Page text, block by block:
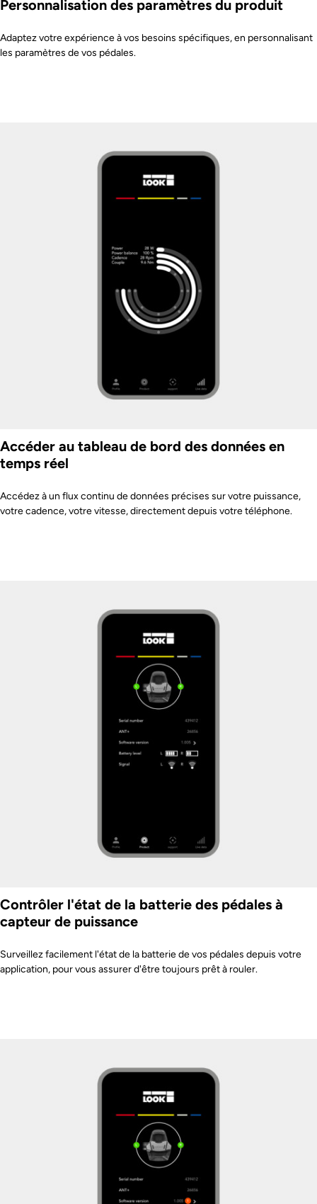
Personnalisation des paramètres du produit
Adaptez votre expérience à vos besoins spécifiques, en personnalisant
les paramètres de vos pédales.
Accéder au tableau de bord des données en
temps réel
Accédez à un flux continu de données précises sur votre puissance,
votre cadence, votre vitesse, directement depuis votre téléphone.
Contrôler l'état de la batterie des pédales à
capteur de puissance
Surveillez facilement l'état de la batterie de vos pédales depuis votre
application, pour vous assurer d'être toujours prêt à rouler.